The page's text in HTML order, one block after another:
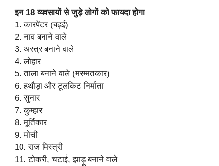
इन 18 व्यवसायों से जुड़े लोगों को फायदा होगा
1. कारपेंटर (बढ़ई)
2. नाव बनाने वाले
3. अस्त्र बनाने वाले
4. लोहार
5. ताला बनाने वाले (मरम्मतकार)
6. हथौड़ा और टूलकिट निर्माता
6. सुनार
7. कुम्हार
8. मूर्तिकार
9. मोची
10. राज मिस्त्री
11. टोकरी, चटाई, झाड़ू बनाने वाले